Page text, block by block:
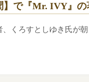
で『Mr. IVY』
、くろすとしゆき氏が